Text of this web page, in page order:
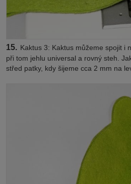
15. Kaktus 3: Kaktus můžeme spojit i
při tom jehlu universal a rovný steh.
střed patky, kdy šijeme cca 2 mm na